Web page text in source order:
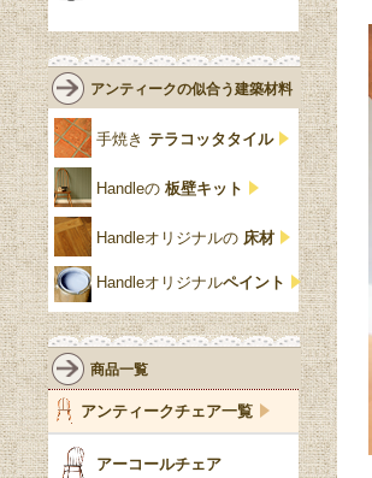
鏡台
花台
仏壇おしゃれ
靴箱収納
スリッパ収納
壁掛け家具
パーテーション・間
仕切り
ガーデンファニチャ
ロココ様式
ミッドセンチュリー
アールデコ
白・ホワイト
黒・ブラック
リネンフォールド
ルネット
アカンサス
パイクラスト
脚のモチーフ一覧
ターニングレッグ
バルボスレッグ
ボビンターニング
ローズウッド材
サテンウッド材
ロイドルーム
コントワールドファミー
ユ
ジェニファーテイラー
チェスターフィールド
リリパットレーン
アングルポイズ
ウォーカー＆ホール
アンティークの似合う建築材料
手焼き テラコッタタイル
Handleの 板壁キット
Handleオリジナルの 床材
Handleオリジナルペイント
商品一覧
アンティークチェア一覧
アーコールチェア